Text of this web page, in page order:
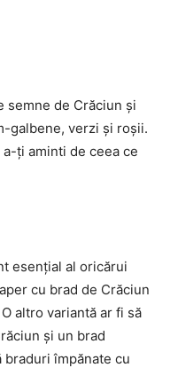
semne de Crăciun și
galbene, verzi și roșii.
ți aminti de ceea ce
esențial al oricărui
cu brad de Crăciun
altro variantă ar fi să
și un brad
împănate cu